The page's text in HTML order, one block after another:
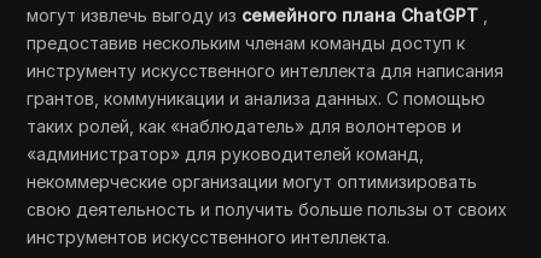
могут извлечь выгоду из семейного плана ChatGPT ,
предоставив нескольким членам команды доступ к
инструменту искусственного интеллекта для написания
грантов, коммуникации и анализа данных. С помощью
таких ролей, как «наблюдатель» для волонтеров и
«администратор» для руководителей команд,
некоммерческие организации могут оптимизировать
свою деятельность и получить больше пользы от своих
инструментов искусственного интеллекта.